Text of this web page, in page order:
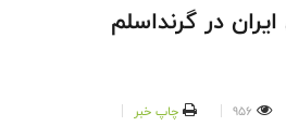
در گرنداسلم
956 چاپ خبر